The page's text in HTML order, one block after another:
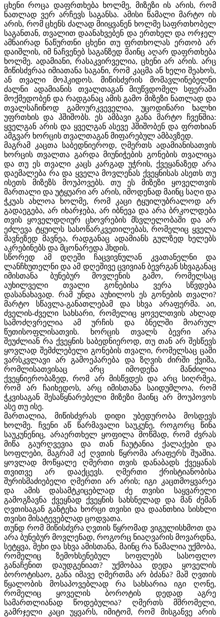
ცხენი როცა დაფრთხება ხოლმე, მიზეზი ის არის, რომ
ნათლად ვერ არჩევს საგანსა. ამისი წამალი მარტო ის
არის, რომ ცხენს ძალად მიიყვანენ ხოლმე საფრთხობელ
საგანთან, თვალით დაანახვებენ და ერთხელ და ორჯელ
ამნაირად ნაწურთნი ცხენი თუ ფრთხოლას ერთობ არ
დაიშლის, იმ ნაჩვენებ საგანზედ მაინც აღარ დაფრთხება
ხოლმე. ადამიანი, რასაკვირველია, ცხენი არ არის. არც
მიწისძვრაა იმიათანა საგანი, რომ კაცმა ან ხელი შეახოს,
ან თვალი მოჰკიდოს. მიწისძვრის მომავლინებელნი
ძალნი ადამიანის თვალთაგან მიუწვდომელ სფერაში
მოქმედობენ და რადგანაც ამის გამო მიზეზი ნათლად და
თვალსაჩინოდ გამოურკვეველია, უცოდინარი ხალხი
უფრთხის და ჰშიშობს. ეს ამბავი განა მარტო ჩვენშია:
ყველგან არის და ყველგან ასევე ჰშიშობენ და ფრთხიან
ამგვარ ხორცის თვალთაგან მიფარებულ ამბავზედ.
მაგრამ კაცთა საბედნიეროდ, ღმერთს ადამიანისათვის
ხორცის თვალთა გარდა მიუნიჭების გონების თვალიცა
და თუ ეს თვალი კაცს კარგად უჭრის, ქვეყანაზედ არა
დაემალება რა და ყველა მოვლენას ქვეყნისას ასეთს თუ
ისეთს მიზეზს მოუპოვებს. თუ ეს მიზეზი ყოველთვის
მართალი და უტყუარი არ არის, იმოდენად მაინც საღი და
ჭკუას ახლოა ხოლმე, რომ კაცი ტყუილუბრალოდ არ
გადაეგება, არ იხარჯება, არ იბნევა და არა ბრკოლდება
თვის ყოველდღიურ ცხოვრების მსვლელობაში და არ
ეძლევა ტყუილს სასოწარკვეთილებას, რომელიც ყველა
მავნეზედ მავნეა, რადგანაც ადამიანს გულზედ ხელებს
აკრებინებს და მცონარედა ჰხდის.
სწორედ ამ დღეში ჩაცვივნულან კვათანელნი და
ლანჩხუთელნი და ამ დღეშივე ცვივიან ბევრგან სხვაგანაც
იმისთანა ბუნებურ მოვლენის გამო, რომელსაც
აუხილველი თვალი გონებისა ვერა სწვდება
დასანახავად. რამ უნდა აუხილოს ეს გონების თვალი?
მარტო სწავლა-განათლებამ და სხვა არაფერმა. აი,
ძველის-ძველი სახსარი, რომელიც ყოველთვის ახლად
სამოძღვრელია ამ ურჩის და ბნელში მოარულ
წუთისოფლისათვის. ხორცის თვალს ბევრი არა
შეუძლიან რა ქვეყნის საბედნიეროდ, თუ თან არ შესწევს
ყოვლად შემძლებელი გონების თვალი, რომელსაც ცაში
ვარსკვლავი არ გამოეპარება და ზღვის ძირში ქვიშა,
რომლისათვისაც არც იმოდენა მანძილია
ქვეყნიერობაზედ, რომ არ მისწვდეს და არც სიღრმეა,
რომ არ ჩაიხედოს, არც იმისთანა საიდუმლოა, რომ
ჭკვისაგან შესაწყნარებელი მიზეზი მაინც არ მოუპოვოს
ასე თუ ისე.
მართალია, მიწისძვრას დიდი უბედურობა მოსდევს
ხოლმე. ჩვენი აწ წარმავალი საუკუნე, როგორც წინა
საუკუნენიც, არაერთხელ ყოფილა მოწმად, რომ ძვრას
მიწა გაურღვევია და თან ჩაუტანია ქალაქები და
სოფლები, მაგრამ აქ ღვთის წყრომა არაფერს შუაშია.
ყოვლად მოწყალე ღმერთი თვის დანაბადს ქვეყანას
თვითვე არ დააქცევს. ღმერთი ქრისტიანობისა
შურისმაძიებელი ღმერთი არ არის; იგი კაცთმოყვარეა
და ამის დასამტკიცებლად ძე თვისი საყვარელი
გამოგზავნა ქვეყნად ქვეყნის სახსნელად და მან ძემან
ღვთისაგან განტეხა ხორცი თვისი და დაანთხია სისხლი
თვისი მისატევებლად ცოდვათა.
თუნდ რომ მიწისძვრა ღვთის წყრომად ვიგულისხმოთ და
არა ბუნებურ მოვლენად, როგორც ნიაღვარის მოვარდნა,
სეტყვა, მეხი და სხვა ამისთანა, მაინც რა წამალია უქმობა,
რომელიც ზემოხსენებულ სოფლებს სასოფლო
განაჩენით დაუდგენიათ? უქმობაა დედა ყოველის
ბოროტისაო, განა იმავე ღმერთმა არ ბძანა? მაშ ღვთის
წყალობის მოსაპოვებლად რა სახსარია იგი ღონე,
რომელიც ყოველის ბოროტის დედად აგრე
სამართლიანად წოდებულია? ღმერთს მშრომელი,
გამრჯელი კაცი უყვარს, იმიტომ, რომ მისგანვე არის